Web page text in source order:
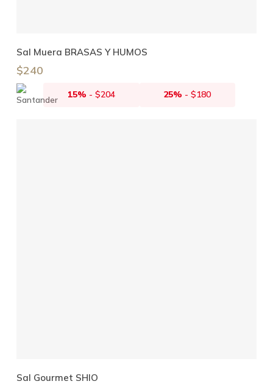
Añadir Al Carrito
Sal Muera BRASAS Y HUMOS
$240
15% - $204 25% -$180
Sal Gourmet SHIO